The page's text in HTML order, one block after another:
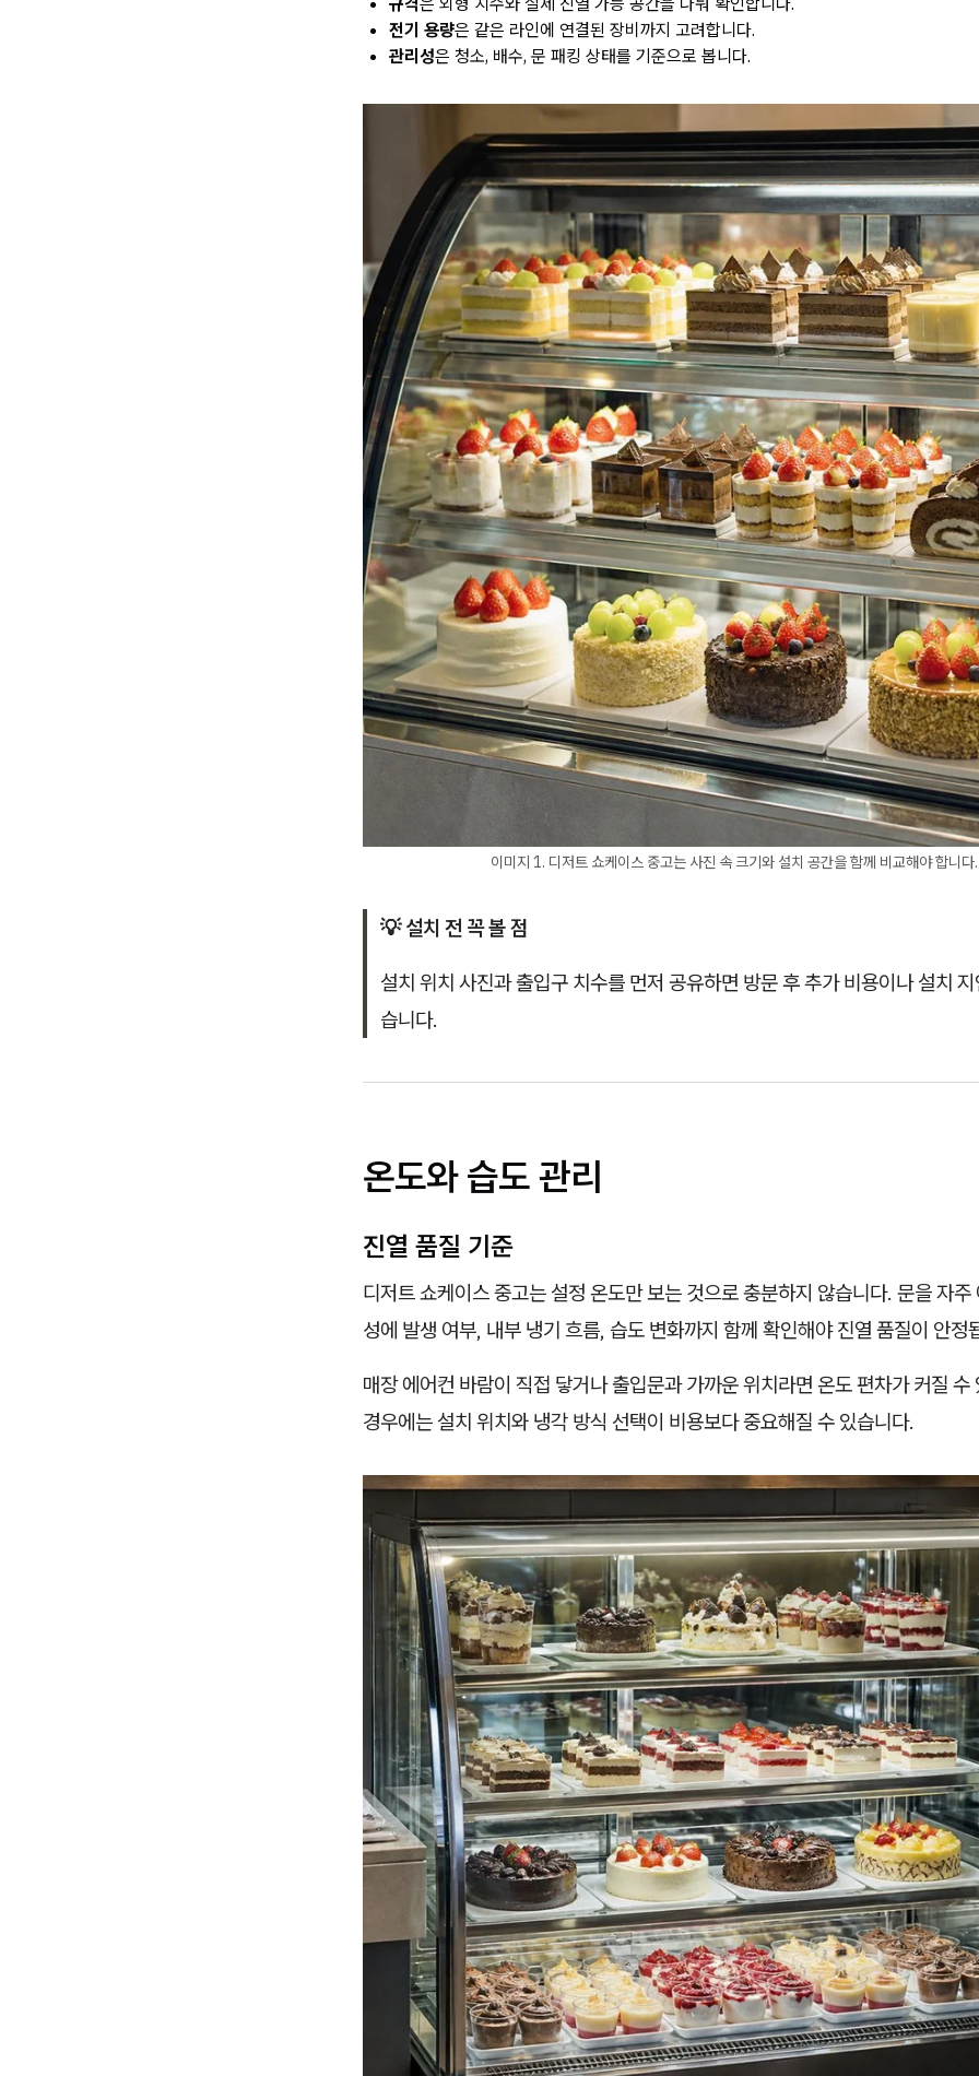
전기 용량은 같은 라인에 연결된 장비까지 고려합니다.
관리성은 청소, 배수, 문 패킹 상태를 기준으로 봅니다.
이미지 1. 디저트 쇼케이스 중고는 사진 속 크기와 설치 공간을 함께 비교해야 합니다.
💡 설치 전 꼭 볼 점
설치 위치 사진과 출입구 치수를 먼저 공유하면 방문 후 추가 비용이나 설치
습니다.
온도와 습도 관리
진열 품질 기준
디저트 쇼케이스 중고는 설정 온도만 보는 것으로 충분하지 않습니다. 문을 자주
성에 발생 여부, 내부 냉기 흐름, 습도 변화까지 함께 확인해야 진열 품질이 안정
매장 에어컨 바람이 직접 닿거나 출입문과 가까운 위치라면 온도 편차가 커질 수
경우에는 설치 위치와 냉각 방식 선택이 비용보다 중요해질 수 있습니다.